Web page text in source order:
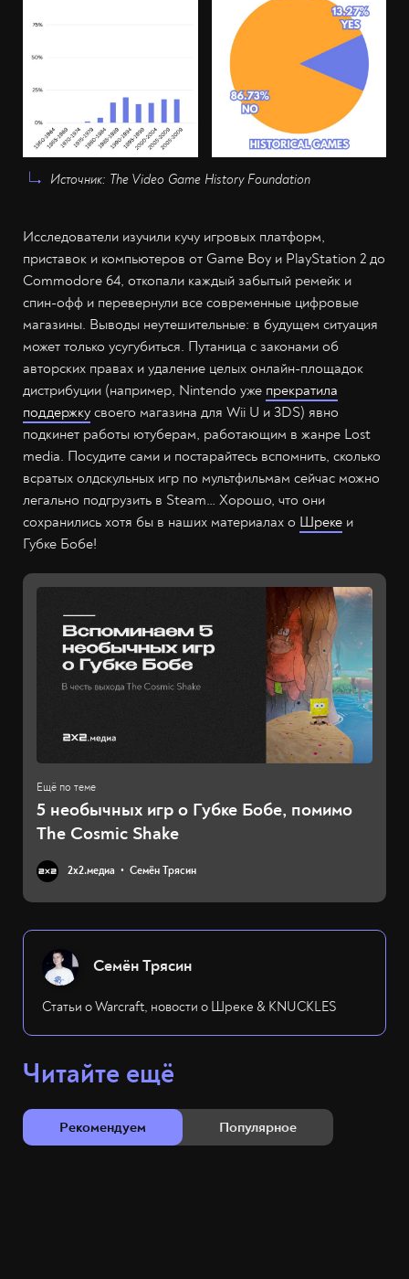
Источник: The Video Game History Foundation
Исследователи изучили кучу игровых платформ,
приставок и компьютеров от Game Boy и PlayStation 2 до
Commodore 64, откопали каждый забытый ремейк и
спин-офф и перевернули все современные цифровые
магазины. Выводы неутешительные: в будущем ситуация
может только усугубиться. Путаница с законами об
авторских правах и удаление целых онлайн-площадок
дистрибуции (например, Nintendo уже прекратила
поддержку своего магазина для Wii U и 3DS) явно
подкинет работы ютуберам, работающим в жанре Lost
media. Посудите сами и постарайтесь вспомнить, сколько
всратых олдскульных игр по мультфильмам сейчас можно
легально подгрузить в Steam… Хорошо, что они
сохранились хотя бы в наших материалах о Шреке и
Губке Бобе!
5 необычных игр о Губке Бобе, помимо
The Cosmic Shake
2х2.медиа Семён Трясин
Семён Трясин
Статьи о Warcraft, новости о Шреке & KNUCKLES
Читайте ещё
Рекомендуем Популярное